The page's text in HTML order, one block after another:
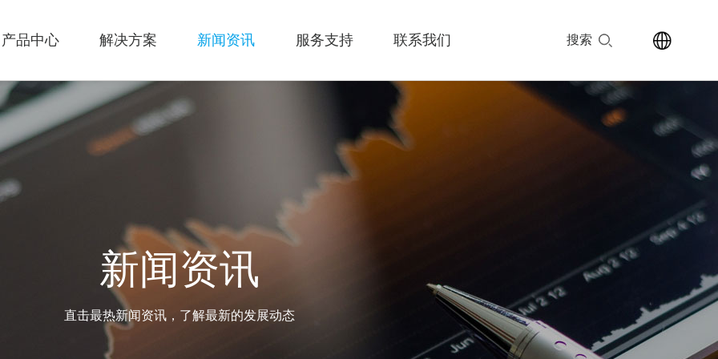
搜索
产品中心 解决方案 新闻资讯 服务支持 联系我们
新闻资讯
直击最热新闻资讯，了解最新的发展动态